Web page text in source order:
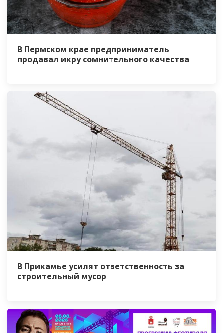
В Пермском крае предприниматель
продавал икру сомнительного качества
В Прикамье усилят ответственность за
строительный мусор